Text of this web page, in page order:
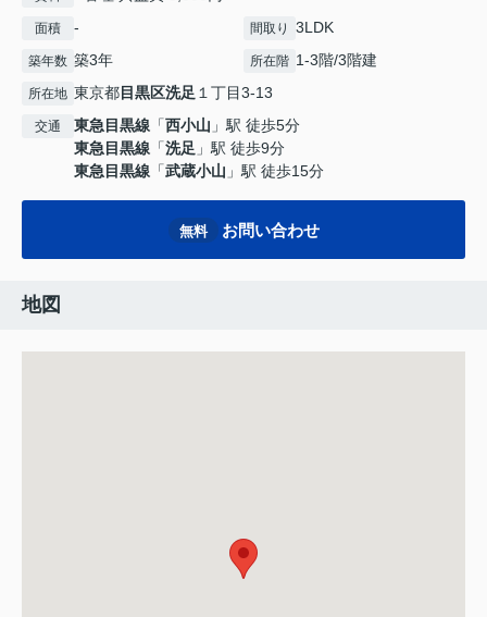
面積 - 間取り 3LDK
築年数 築3年 所在階 1-3階/3階建
所在地 東京都目黒区洗足 １丁目3-13
交通 東急目黒線 「西小山 」駅 徒歩5分
東急目黒線 「洗足 」駅 徒歩9分
東急目黒線 「武蔵小山 」駅 徒歩15分
無料 お問い合わせ
地図